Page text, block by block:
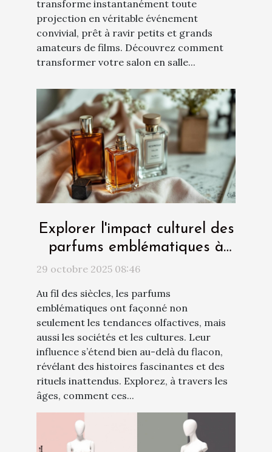
transforme instantanément toute
projection en véritable événement
convivial, prêt à ravir petits et grands
amateurs de films. Découvrez comment
transformer votre salon en salle...
Explorer l'impact culturel des
parfums emblématiques à
travers les âges
29 octobre 2025 08:46
Au fil des siècles, les parfums
emblématiques ont façonné non
seulement les tendances olfactives, mais
aussi les sociétés et les cultures. Leur
influence s’étend bien au-delà du flacon,
révélant des histoires fascinantes et des
rituels inattendus. Explorez, à travers les
âges, comment ces...